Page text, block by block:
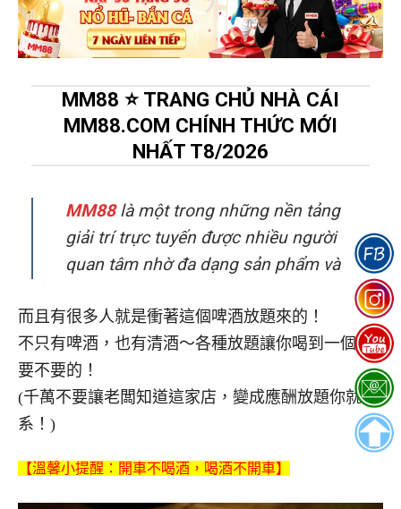
而且有很多人就是衝著這個啤酒放題來的！
不只有啤酒，也有清酒～各種放題讓你喝到一個不
要不要的！
(千萬不要讓老闆知道這家店，變成應酬放題你就災
系！)
【溫馨小提醒：開車不喝酒，喝酒不開車】